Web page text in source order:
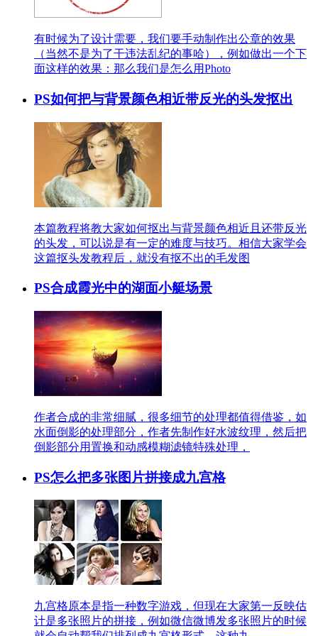
有时候为了设计需要，我们要手动制作出公章的效果
（当然不是为了干违法乱纪的事哈），例如做出一个下
面这样的效果：那么我们是怎么用Photo
PS如何把与背景颜色相近带反光的头发抠出
本篇教程将教大家如何抠出与背景颜色相近且还带反光
的头发，可以说是有一定的难度与技巧。相信大家学会
这篇抠头发教程后，就没有抠不出的毛发图
PS合成霞光中的湖面小艇场景
作者合成的非常细腻，很多细节的处理都值得借鉴，如
水面倒影的处理部分，作者先制作好水波纹理，然后把
倒影部分用置换和动感模糊滤镜特殊处理，
PS怎么把多张图片拼接成九宫格
九宫格原本是指一种数字游戏，但现在大家第一反映估
计是多张照片的拼接，例如微信微博发多张照片的时候